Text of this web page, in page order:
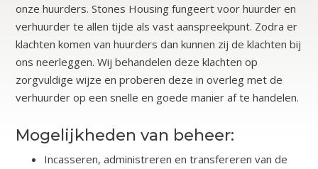
onze huurders. Stones Housing fungeert voor huurder en
verhuurder te allen tijde als vast aanspreekpunt. Zodra er
klachten komen van huurders dan kunnen zij de klachten bij
ons neerleggen. Wij behandelen deze klachten op
zorgvuldige wijze en proberen deze in overleg met de
verhuurder op een snelle en goede manier af te handelen.
Mogelijkheden van beheer:
Incasseren, administreren en transfereren van de